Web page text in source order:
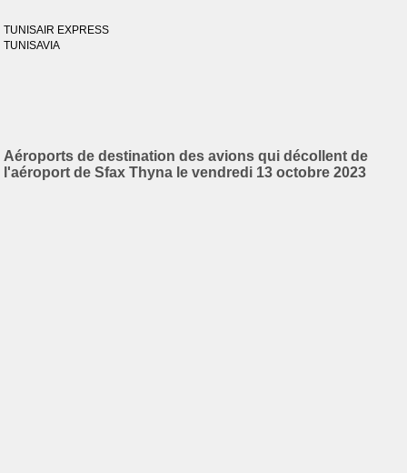
TUNISAIR EXPRESS
TUNISAVIA
Aéroports de destination des avions qui décollent de
l'aéroport de Sfax Thyna le vendredi 13 octobre 2023